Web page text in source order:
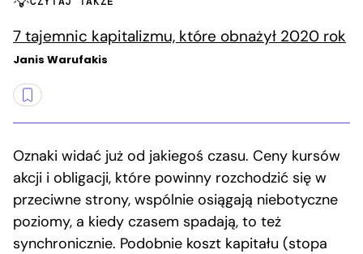
7 tajemnic kapitalizmu, które obnażył 2020 rok
Janis Warufakis
Oznaki widać już od jakiegoś czasu. Ceny kursów
akcji i obligacji, które powinny rozchodzić się w
przeciwne strony, wspólnie osiągają niebotyczne
poziomy, a kiedy czasem spadają, to też
synchronicznie. Podobnie koszt kapitału (stopa